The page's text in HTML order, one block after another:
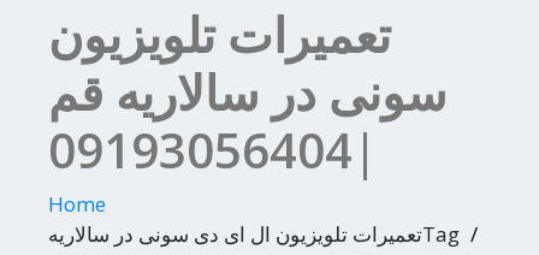
تعمیرات تلویزیون
سونی در سالاریه قم
|09193056404
Home
Tagتعمیرات تلویزیون ال ای دی سونی در سالاریه